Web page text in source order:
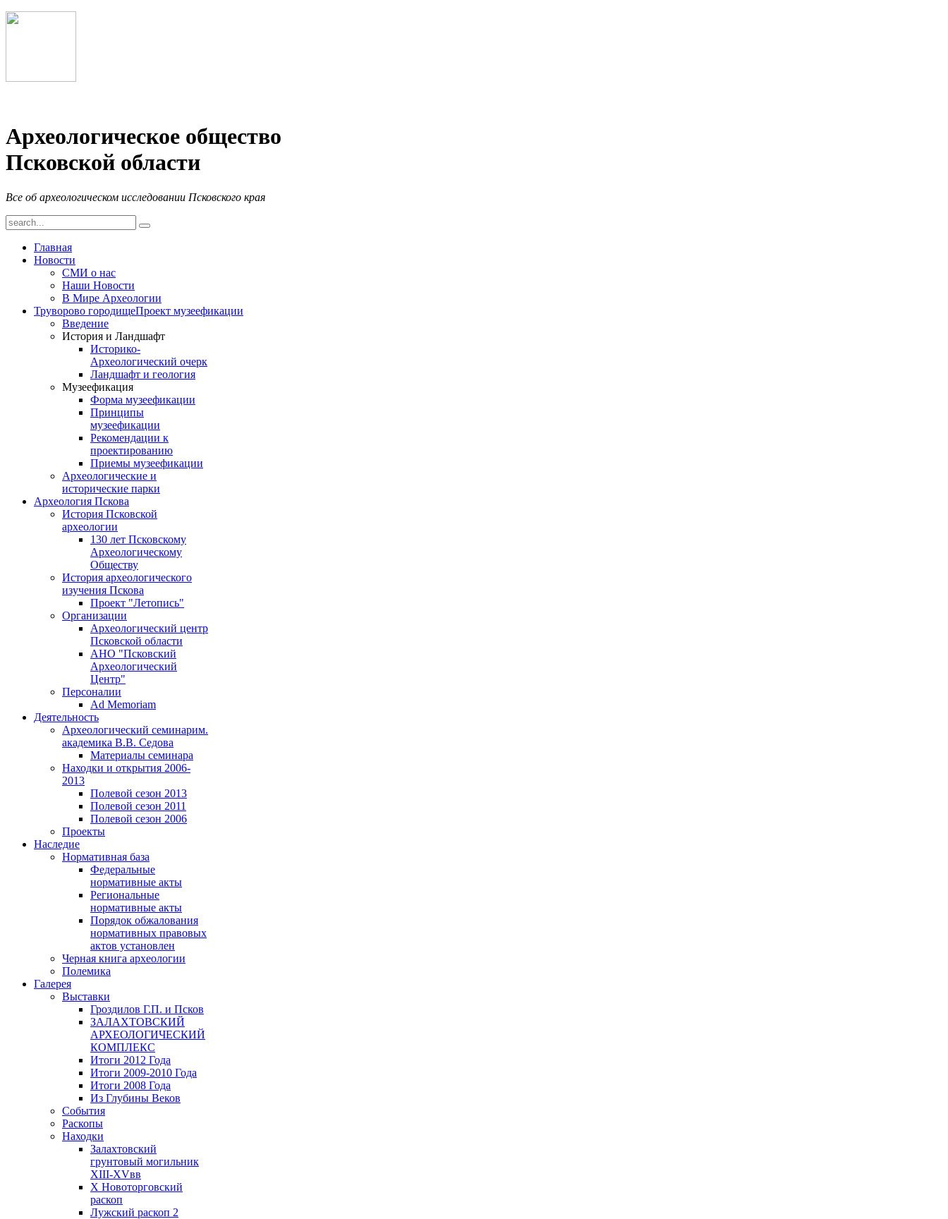
Археологическое общество
Псковской области
Все об археологическом исследовании Псковского края
Главная
Новости
СМИ о нас
Наши Новости
В Мире Археологии
Труворово городищеПроект музеефикации
Введение
История и Ландшафт
Историко-
Археологический очерк
Ландшафт и геология
Музеефикация
Форма музеефикации
Принципы
музеефикации
Рекомендации к
проектированию
Приемы музеефикации
Археологические и
исторические парки
Археология Пскова
История Псковской
археологии
130 лет Псковскому
Археологическому
Обществу
История археологического
изучения Пскова
Проект "Летопись"
Организации
Археологический центр
Псковской области
АНО "Псковский
Археологический
Центр"
Персоналии
Ad Memoriam
Деятельность
Археологический семинарим.
академика В.В. Седова
Материалы семинара
Находки и открытия 2006-
2013
Полевой сезон 2013
Полевой сезон 2011
Полевой сезон 2006
Проекты
Наследие
Нормативная база
Федеральные
нормативные акты
Региональные
нормативные акты
Порядок обжалования
нормативных правовых
актов установлен
Черная книга археологии
Полемика
Галерея
Выставки
Гроздилов Г.П. и Псков
ЗАЛАХТОВСКИЙ
АРХЕОЛОГИЧЕСКИЙ
КОМПЛЕКС
Итоги 2012 Года
Итоги 2009-2010 Года
Итоги 2008 Года
Из Глубины Веков
События
Раскопы
Находки
Залахтовский
грунтовый могильник
XIII-XVвв
X Новоторговский
раскоп
Лужский раскоп 2